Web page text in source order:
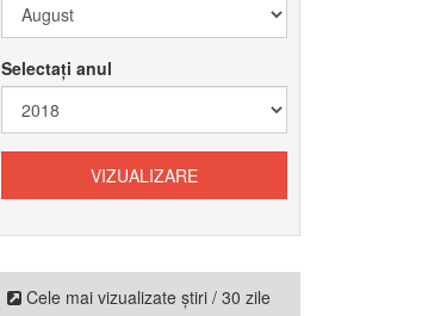
Selectați anul
Cele mai vizualizate știri / 30 zile